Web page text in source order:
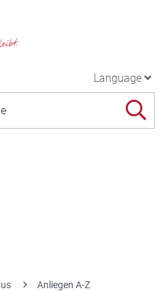
Language
Anliegen A-Z